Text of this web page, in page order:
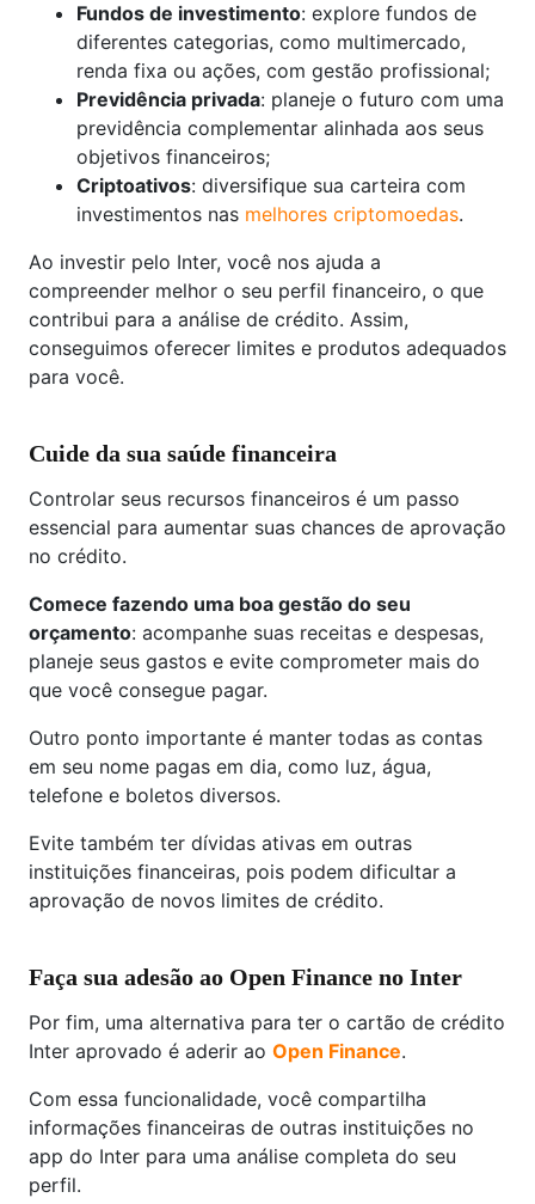
Fundos de investimento: explore fundos de
diferentes categorias, como multimercado,
renda fixa ou ações, com gestão profissional;
Previdência privada: planeje o futuro com uma
previdência complementar alinhada aos seus
objetivos financeiros;
Criptoativos: diversifique sua carteira com
investimentos nas melhores criptomoedas.
Ao investir pelo Inter, você nos ajuda a
compreender melhor o seu perfil financeiro, o que
contribui para a análise de crédito. Assim,
conseguimos oferecer limites e produtos adequados
para você.
Cuide da sua saúde financeira
Controlar seus recursos financeiros é um passo
essencial para aumentar suas chances de aprovação
no crédito.
Comece fazendo uma boa gestão do seu
orçamento: acompanhe suas receitas e despesas,
planeje seus gastos e evite comprometer mais do
que você consegue pagar.
Outro ponto importante é manter todas as contas
em seu nome pagas em dia, como luz, água,
telefone e boletos diversos.
Evite também ter dívidas ativas em outras
instituições financeiras, pois podem dificultar a
aprovação de novos limites de crédito.
Faça sua adesão ao Open Finance no Inter
Por fim, uma alternativa para ter o cartão de crédito
Inter aprovado é aderir ao Open Finance.
Com essa funcionalidade, você compartilha
informações financeiras de outras instituições no
app do Inter para uma análise completa do seu
perfil.